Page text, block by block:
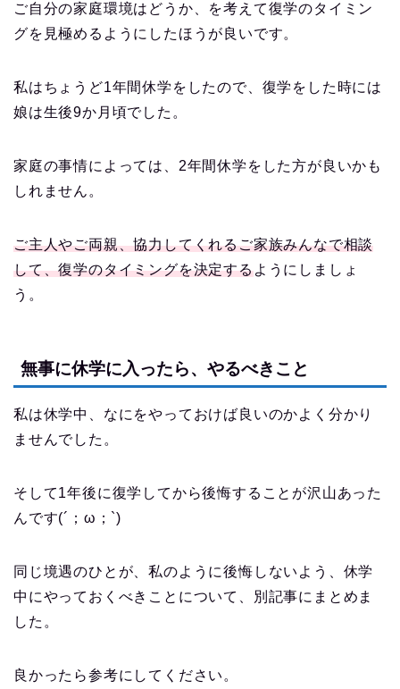
ご自分の家庭環境はどうか、を考えて復学のタイミン
グを見極めるようにしたほうが良いです。
私はちょうど1年間休学をしたので、復学をした時には
娘は生後9か月頃でした。
家庭の事情によっては、2年間休学をした方が良いかも
しれません。
ご主人やご両親、協力してくれるご家族みんなで相談
して、復学のタイミングを決定するようにしましょ
う。
無事に休学に入ったら、やるべきこと
私は休学中、なにをやっておけば良いのかよく分かり
ませんでした。
そして1年後に復学してから後悔することが沢山あった
んです(´；ω；`)
同じ境遇のひとが、私のように後悔しないよう、休学
中にやっておくべきことについて、別記事にまとめま
した。
良かったら参考にしてください。